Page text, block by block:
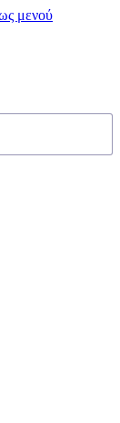
μενού